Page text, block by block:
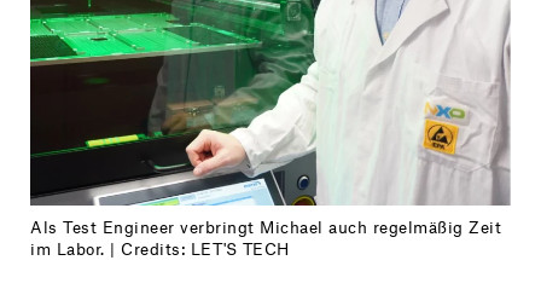
Als Test Engineer verbringt Michael auch regelmäßig Zeit
im Labor. | Credits: LET'S TECH